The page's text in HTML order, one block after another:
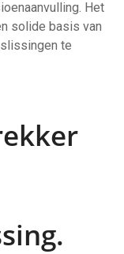
Het
solide basis van
te